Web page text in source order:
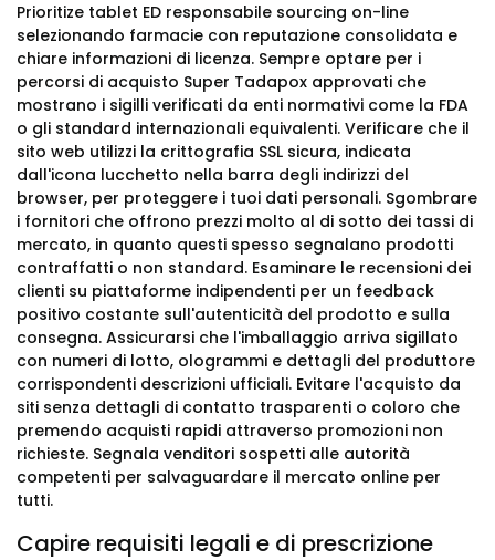
Prioritize tablet ED responsabile sourcing on-line
selezionando farmacie con reputazione consolidata e
chiare informazioni di licenza. Sempre optare per i
percorsi di acquisto Super Tadapox approvati che
mostrano i sigilli verificati da enti normativi come la FDA
o gli standard internazionali equivalenti. Verificare che il
sito web utilizzi la crittografia SSL sicura, indicata
dall'icona lucchetto nella barra degli indirizzi del
browser, per proteggere i tuoi dati personali. Sgombrare
i fornitori che offrono prezzi molto al di sotto dei tassi di
mercato, in quanto questi spesso segnalano prodotti
contraffatti o non standard. Esaminare le recensioni dei
clienti su piattaforme indipendenti per un feedback
positivo costante sull'autenticità del prodotto e sulla
consegna. Assicurarsi che l'imballaggio arriva sigillato
con numeri di lotto, ologrammi e dettagli del produttore
corrispondenti descrizioni ufficiali. Evitare l'acquisto da
siti senza dettagli di contatto trasparenti o coloro che
premendo acquisti rapidi attraverso promozioni non
richieste. Segnala venditori sospetti alle autorità
competenti per salvaguardare il mercato online per
tutti.
Capire requisiti legali e di prescrizione